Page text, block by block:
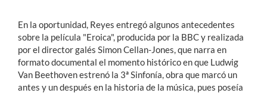
En la oportunidad, Reyes entregó algunos antecedentes
sobre la película "Eroica", producida por la BBC y realizada
por el director galés Simon Cellan-Jones, que narra en
formato documental el momento histórico en que Ludwig
Van Beethoven estrenó la 3ª Sinfonía, obra que marcó un
antes y un después en la historia de la música, pues poseía